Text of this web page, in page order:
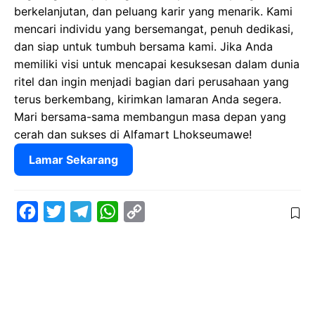
berkelanjutan, dan peluang karir yang menarik. Kami
mencari individu yang bersemangat, penuh dedikasi,
dan siap untuk tumbuh bersama kami. Jika Anda
memiliki visi untuk mencapai kesuksesan dalam dunia
ritel dan ingin menjadi bagian dari perusahaan yang
terus berkembang, kirimkan lamaran Anda segera.
Mari bersama-sama membangun masa depan yang
cerah dan sukses di Alfamart Lhokseumawe!
Lamar Sekarang
W